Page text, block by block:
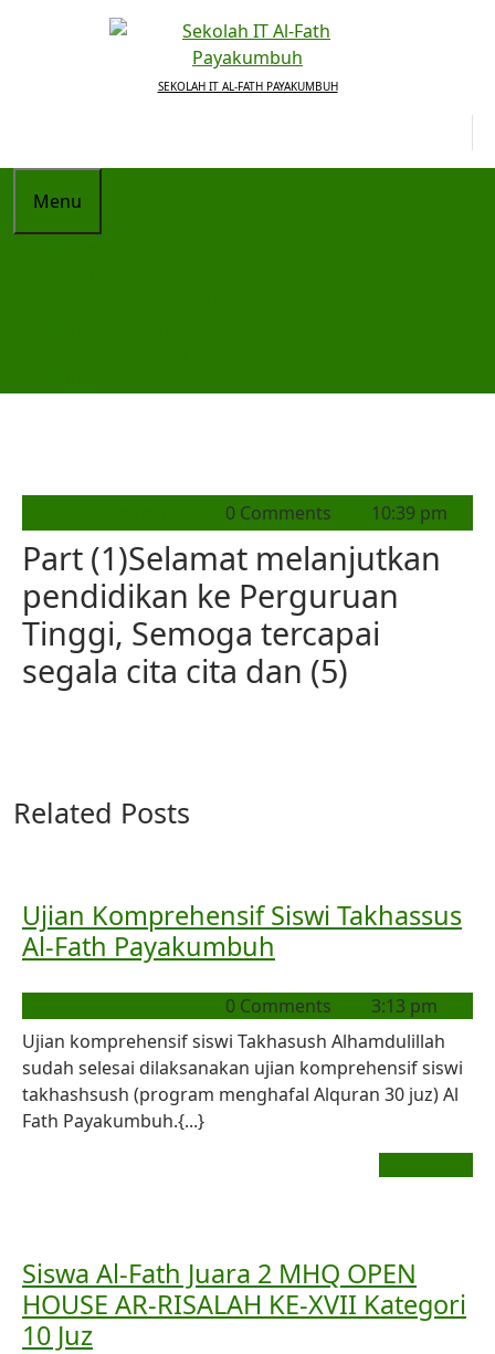
SEKOLAH IT AL-FATH PAYAKUMBUH
Menu
0 Comments 10:39 pm
Part (1)Selamat melanjutkan
pendidikan ke Perguruan
Tinggi, Semoga tercapai
segala cita cita dan (5)
Related Posts
Ujian Komprehensif Siswi Takhassus
Al-Fath Payakumbuh
0 Comments
3:13 pm
Ujian komprehensif siswi Takhasush Alhamdulillah
sudah selesai dilaksanakan ujian komprehensif siswi
takhashsush (program menghafal Alquran 30 juz) Al
Fath Payakumbuh.{...}
Siswa Al-Fath Juara 2 MHQ OPEN
HOUSE AR-RISALAH KE-XVII Kategori
10 Juz